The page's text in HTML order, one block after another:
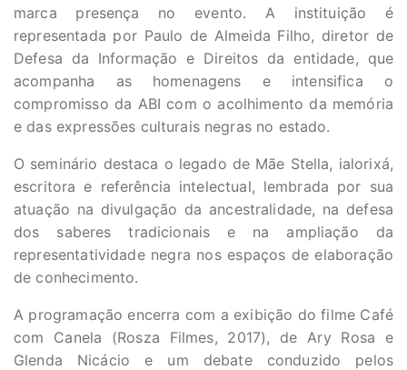
marca presença no evento. A instituição é
representada por Paulo de Almeida Filho, diretor de
Defesa da Informação e Direitos da entidade, que
acompanha as homenagens e intensifica o
compromisso da ABI com o acolhimento da memória
e das expressões culturais negras no estado.
O seminário destaca o legado de Mãe Stella, ialorixá,
escritora e referência intelectual, lembrada por sua
atuação na divulgação da ancestralidade, na defesa
dos saberes tradicionais e na ampliação da
representatividade negra nos espaços de elaboração
de conhecimento.
A programação encerra com a exibição do filme Café
com Canela (Rosza Filmes, 2017), de Ary Rosa e
Glenda Nicácio e um debate conduzido pelos